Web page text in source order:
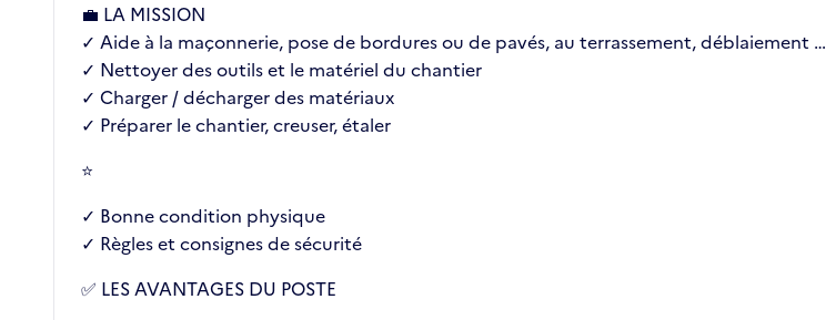
💼 LA MISSION
✓ Aide à la maçonnerie, pose de bordures ou de pavés, au terrassement, déblaiement …
✓ Nettoyer des outils et le matériel du chantier
✓ Charger / décharger des matériaux
✓ Préparer le chantier, creuser, étaler
⭐
✓ Bonne condition physique
✓ Règles et consignes de sécurité
✅ LES AVANTAGES DU POSTE